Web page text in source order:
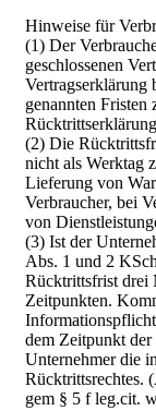
Hinweise für
(1) Der
geschlossenen
Vertragserklärung
genannten Fristen
(2) Die
nicht als Werktag
Lieferung von
Verbraucher, bei
von
(3) Ist der
Abs. 1 und 2
Rücktrittsfrist drei
Zeitpunkten.
dem Zeitpunkt
Unternehmer die
Rücktrittsrechtes.
gem § 5 f leg.cit.